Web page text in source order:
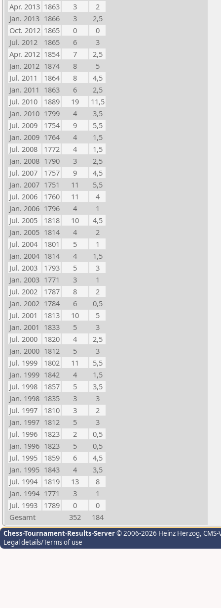
Apr. 2013 1863 3
2
Jan. 2013 1866 3
2,5
Oct. 2012 1865 0
0
Jul. 2012
1865 6
3
Apr. 2012 1854 7
2,5
Jan. 2012 1874 8
5
Jul. 2011
1864 8
4,5
Jan. 2011 1863 6
2,5
Jul. 2010
1889 19
11,5
Jan. 2010 1799 4
3,5
Jul. 2009
1754 9
5,5
Jan. 2009 1764 4
1,5
Jul. 2008
1772 4
1,5
Jan. 2008 1790 3
2,5
Jul. 2007
1757 9
4,5
Jan. 2007 1751 11
5,5
Jul. 2006
1760 11
4
Jan. 2006 1796 4
1
Jul. 2005
1818 10
4,5
Jan. 2005 1814 4
2
Jul. 2004
1801 5
1
Jan. 2004 1814 4
1,5
Jul. 2003
1793 5
3
Jan. 2003 1771 3
1
Jul. 2002
1787 8
2
Jan. 2002 1784 6
0,5
Jul. 2001
1813 10
5
Jan. 2001 1833 5
3
Jul. 2000
1820 4
2,5
Jan. 2000 1812 5
3
Jul. 1999
1802 11
5,5
Jan. 1999 1842 4
1,5
Jul. 1998
1857 5
3,5
Jan. 1998 1835 3
3
Jul. 1997
1810 3
2
Jan. 1997 1812 5
3
Jul. 1996
1823 2
0,5
Jan. 1996 1823 5
0,5
Jul. 1995
1859 6
4,5
Jan. 1995 1843 4
3,5
Jul. 1994
1819 13
8
Jan. 1994 1771 3
1
Jul. 1993
1789 0
0
Gesamt
352 184
Chess-Tournament-Results-Server© 2006-2026 Heinz Herzog,
Legal details/Terms of use